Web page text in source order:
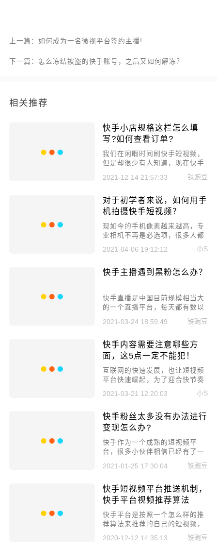
上一篇：如何成为一名微视平台签约主播!
下一篇：怎么冻结被盗的快手账号，之后又如何解冻？
相关推荐
快手小店规格这栏怎么填
写?如何查看订单?
我们在闲暇时间刷快手短视频，
但是却很少有人知道，现在快手
上通过快手小店我们也可以购物
了，商家也可以直接在上面开
填写?如何查看订单?
2021-12-14 21:57:33 铁豌豆
对于初学者来说，如何用手
机拍摄快手短视频？
现如今的手机像素越来越高，专
业相机不再是必选项，很多人都
可以选择手机来拍摄短视频，但
应该如何拍摄呢，里面有什么技
说，如何用手机拍摄快手短视
2021-04-06 19:12:12 小S
快手主播遇到黑粉怎么办？
快手直播是中国目前规模相当大
的一个直播平台，每天都有数以
万计的主播们在平台上直播。因
为用户过多，所以就会导致个别
粉”，那么快手主播宝宝们在遇到
黑粉时应该怎么办呢?别急，小
2021-03-24 18:59:49 铁豌豆
快手内容需要注意哪些方
面，这5点一定不能犯！
互联网的快速发展，也让短视频
平台快速崛起，为了迎合快节奏
的上班族生活，快手也成为了人
们娱乐消遣、打发时间的重要平
个引流变现的重要渠道，在创作
内容上面需要多多注意，所以本
些方面，这5点一定不能犯!
2021-03-21 12:20:03 小S
快手粉丝太多没有办法进行
变现怎么办?
快手作为一个成熟的短视频平
台，很多小伙伴相信已经有了一
个非常成熟的粉丝体系，粉丝数
量也是不少，但是能给自己的带
来讲讲快手粉丝太多没有办法进
行变现怎么办?
2021-01-25 17:30:04 铁豌豆
快手短视频平台推送机制，
快手平台视频推荐算法
快手平台是按照一个怎么样的推
荐算法来推荐的自己的短视频，
这个你了解吗?今天小编就来给
大家讲讲，快手短视频平台推送
2020-12-12 14:35:13 铁豌豆